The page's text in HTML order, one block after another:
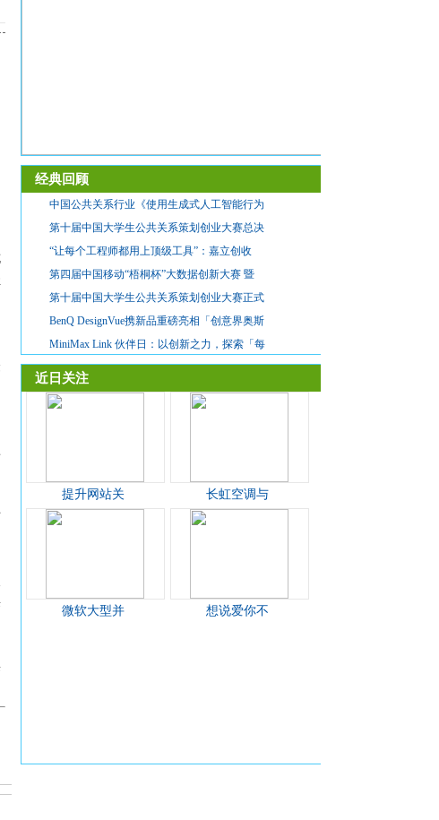
经典回顾
中国公共关系行业《使用生成式人工智能行为
第十届中国大学生公共关系策划创业大赛总决
“让每个工程师都用上顶级工具”：嘉立创收
第四届中国移动“梧桐杯”大数据创新大赛 暨
第十届中国大学生公共关系策划创业大赛正式
BenQ DesignVue携新品重磅亮相「创意界奥斯
MiniMax Link 伙伴日：以创新之力，探索「每
近日关注
提升网站关 长虹空调与
微软大型并 想说爱你不